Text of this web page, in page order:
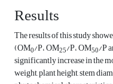
Results
The results of this study
(OM0/P، OM25/P، OM50/P
significantly increase in the
weight, plant height, stem